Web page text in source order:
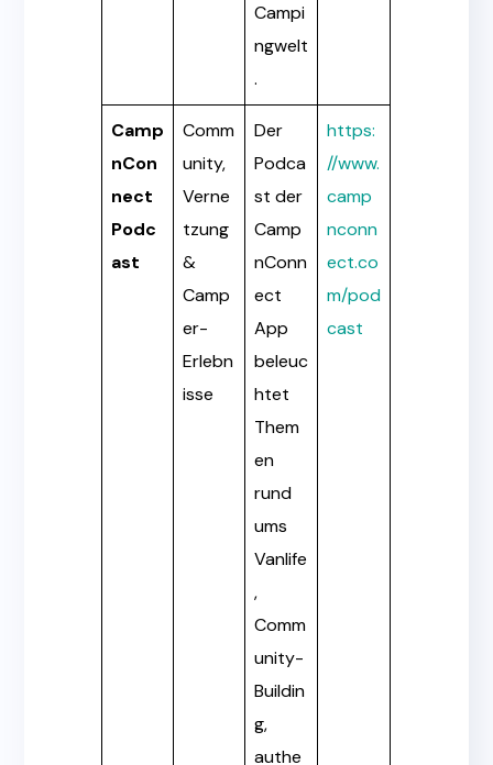
Campi
ngwelt
.
Camp
nCon
nect
Podc
ast
Comm
unity,
Verne
tzung
&
Camp
er-
Erlebn
isse
Der
Podca
st der
Camp
nConn
ect
App
beleuc
htet
Them
en
rund
ums
Vanlife
,
Comm
unity-
Buildin
g,
authe
https:
//www.
camp
nconn
ect.co
m/pod
cast